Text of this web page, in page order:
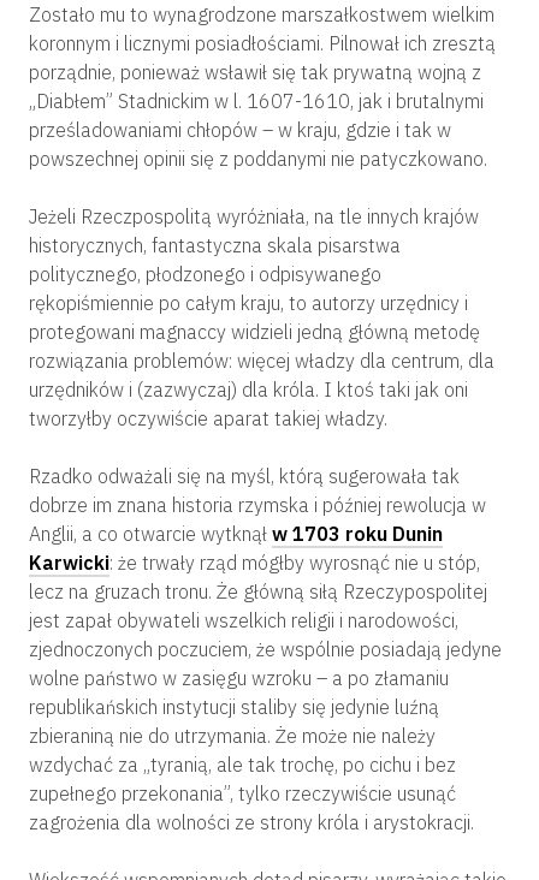
Zostało mu to wynagrodzone marszałkostwem wielkim
koronnym i licznymi posiadłościami. Pilnował ich zresztą
porządnie, ponieważ wsławił się tak prywatną wojną z
„Diabłem” Stadnickim w l. 1607-1610, jak i brutalnymi
prześladowaniami chłopów – w kraju, gdzie i tak w
powszechnej opinii się z poddanymi nie patyczkowano.
Jeżeli Rzeczpospolitą wyróżniała, na tle innych krajów
historycznych, fantastyczna skala pisarstwa
politycznego, płodzonego i odpisywanego
rękopiśmiennie po całym kraju, to autorzy urzędnicy i
protegowani magnaccy widzieli jedną główną metodę
rozwiązania problemów: więcej władzy dla centrum, dla
urzędników i (zazwyczaj) dla króla. I ktoś taki jak oni
tworzyłby oczywiście aparat takiej władzy.
Rzadko odważali się na myśl, którą sugerowała tak
dobrze im znana historia rzymska i później rewolucja w
Anglii, a co otwarcie wytknął w 1703 roku Dunin
Karwicki: że trwały rząd mógłby wyrosnąć nie u stóp,
lecz na gruzach tronu. Że główną siłą Rzeczypospolitej
jest zapał obywateli wszelkich religii i narodowości,
zjednoczonych poczuciem, że wspólnie posiadają jedyne
wolne państwo w zasięgu wzroku – a po złamaniu
republikańskich instytucji staliby się jedynie luźną
zbieraniną nie do utrzymania. Że może nie należy
wzdychać za „tyranią, ale tak trochę, po cichu i bez
zupełnego przekonania”, tylko rzeczywiście usunąć
zagrożenia dla wolności ze strony króla i arystokracji.